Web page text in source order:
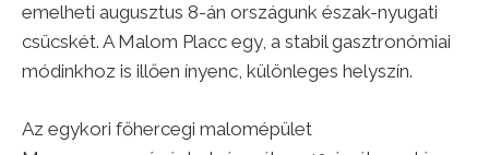
emelheti augusztus 8-án országunk észak-nyugati
csücskét. A Malom Placc egy, a stabil gasztronómiai
módinkhoz is illően ínyenc, különleges helyszín.
Az egykori főhercegi malomépület